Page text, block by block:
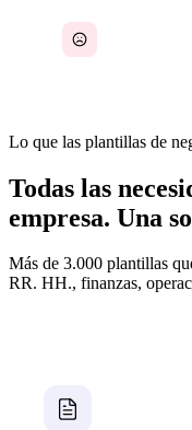
Lo que las plantillas de
Todas las
empresa. Una
Más de 3.000 plantillas
RR. HH., finanzas,